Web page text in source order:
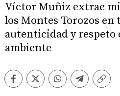
Víctor Muñiz extrae
los Montes Torozos en
autenticidad y respeto
ambiente
FacebookTwitterWhatsappTelegramCopiar